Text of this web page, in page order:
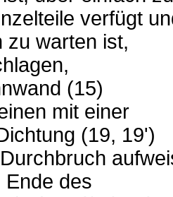
verfügt
zu warten ist,
(15)
mit einer
(19, 19')
Ende des